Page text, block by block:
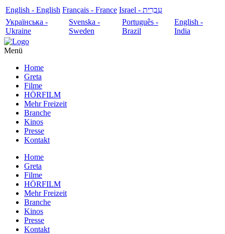
English - English Français - France
עִבְרִית - Israel
Українська -
Ukraine
Svenska -
Sweden
Português -
Brazil
English -
India
Menü
Home
Greta
Filme
HÖRFILM
Mehr Freizeit
Branche
Kinos
Presse
Kontakt
Home
Greta
Filme
HÖRFILM
Mehr Freizeit
Branche
Kinos
Presse
Kontakt